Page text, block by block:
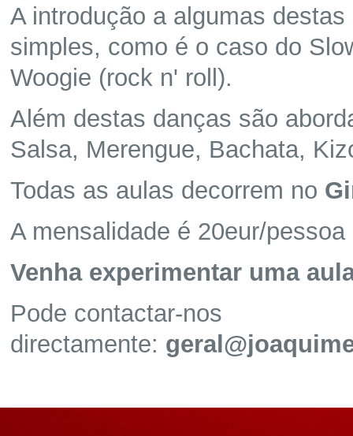
A introdução a algumas
simples, como é o caso do
Woogie (rock n' roll).
Além destas danças são
Salsa, Merengue, Bachata,
Todas as aulas decorrem no
A mensalidade é 20eur/
Venha experimentar uma
Pode contactar-nos
directamente: